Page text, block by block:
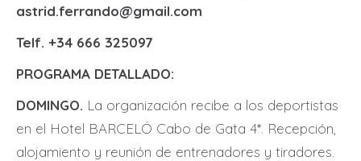
astrid.ferrando@gmail.com
Telf. +34 666 325097
PROGRAMA DETALLADO:
DOMINGO. La organización recibe a los deportistas
en el Hotel BARCELÓ Cabo de Gata 4*. Recepción,
alojamiento y reunión de entrenadores y tiradores.